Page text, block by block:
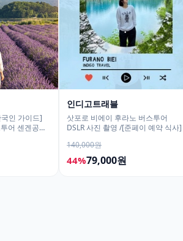
인 가이드]
어 센겐공원
인디고트래블
삿포로 비에이 후라노 버스투어
DSLR 사진 촬영 /[준페이 예약 식사]
140,000원
44%79,000원